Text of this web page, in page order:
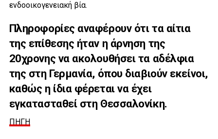
ενδοοικογενειακή βία.
Πληροφορίες αναφέρουν ότι τα αίτια
της επίθεσης ήταν η άρνηση της
20χρονης να ακολουθήσει τα αδέλφια
της στη Γερμανία, όπου διαβιούν εκείνοι,
καθώς η ίδια φέρεται να έχει
εγκατασταθεί στη Θεσσαλονίκη.
ΠΗΓΗ